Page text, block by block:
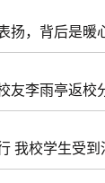
扬，背后是暖
友李雨亭返校
行 我校学生受